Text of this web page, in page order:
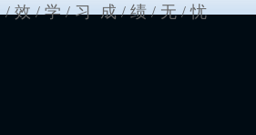
/ 效 / 学 / 习 成 / 绩 / 无 / 忧